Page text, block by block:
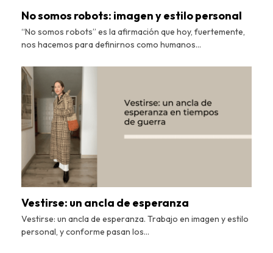
No somos robots: imagen y estilo personal
“No somos robots” es la afirmación que hoy, fuertemente,
nos hacemos para definirnos como humanos…
Vestirse: un ancla de esperanza
Vestirse: un ancla de esperanza. Trabajo en imagen y estilo
personal, y conforme pasan los…